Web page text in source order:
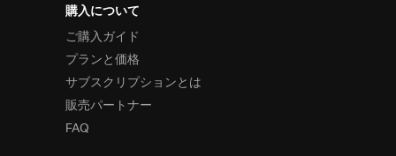
購入について
ご購入ガイド
プランと価格
サブスクリプションとは
販売パートナー
FAQ